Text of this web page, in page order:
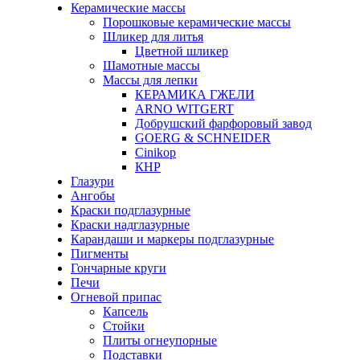
Керамические массы
Порошковые керамические массы
Шликер для литья
Цветной шликер
Шамотные массы
Массы для лепки
КЕРАМИКА ГЖЕЛИ
ARNO WITGERT
Добрушский фарфоровый завод
GOERG & SCHNEIDER
Cinikop
КНР
Глазури
Ангобы
Краски подглазурные
Краски надглазурные
Карандаши и маркеры подглазурные
Пигменты
Гончарные круги
Печи
Огневой припас
Капсель
Стойки
Плиты огнеупорные
Подставки